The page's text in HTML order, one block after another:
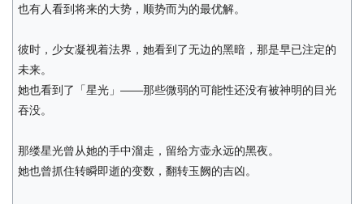
也有人看到将来的大势，顺势而为的最优解。
彼时，少女凝视着法界，她看到了无边的黑暗，那是早已注定的
未来。
她也看到了「星光」——那些微弱的可能性还没有被神明的目光
吞没。
那缕星光曾从她的手中溜走，留给方壶永远的黑夜。
她也曾抓住转瞬即逝的变数，翻转玉阙的吉凶。